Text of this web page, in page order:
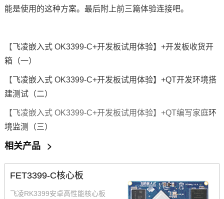
能是使用的这种方案。最后附上前三篇体验连接吧。
【飞凌嵌入式OK3399-C+开发板试用体验】+开发板收货开
箱（一）
【飞凌嵌入式 OK3399-C+开发板试用体验】+QT开发环境搭
建测试（二）
【飞凌嵌入式 OK3399-C+开发板试用体验】+QT编写家庭环
境监测
（三）
相关产品 >
FET3399-C核心板
飞凌RK3399安卓高性能核心板